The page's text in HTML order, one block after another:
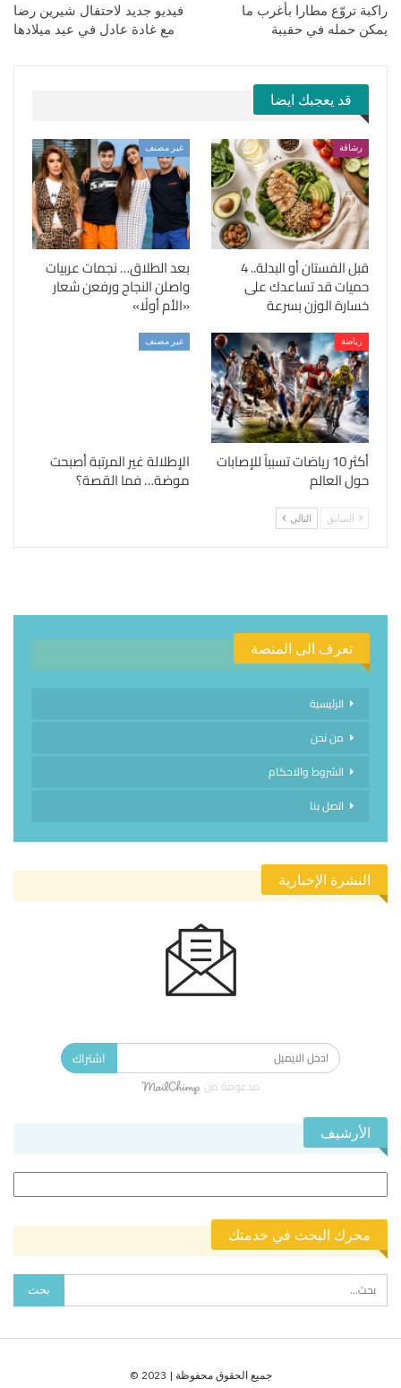
راكبة تروّع مطارا بأغرب ما
يمكن حمله في حقيبة
فيديو جديد لاحتفال شيرين رضا
مع غادة عادل في عيد ميلادها
قد يعجبك ايضا
رشاقة
قبل الفستان أو البدلة.. 4
حميات قد تساعدك على
خسارة الوزن بسرعة
غير مصنف
بعد الطلاق… نجمات عربيات
واصلن النجاح ورفعن شعار
«الأم أولًا»
رياضة
أكثر 10 رياضات تسبباً للإصابات
حول العالم
غير مصنف
الإطلالة غير المرتبة أصبحت
موضة… فما القصة؟
السابق التالي
تعرف الى المنصة
الرئيسية
من نحن
الشروط والاحكام
اتصل بنا
النشرة الإخبارية
اشتراك
مدعومة من
الأرشيف
محرك البحث في خدمتك
جميع الحقوق محفوظة | 2023 ©